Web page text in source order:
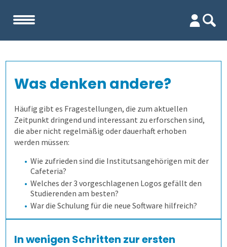
Unternehmen
Team
Firma
Kennenlernen
Referenzen
Schulungen und Webinare
Evaluation
Wofür ist es gut?
Lehrevaluation
Kursevaluation
Modulevaluation
Wer erfährt was, und wie?
Auswertungen direkt abrufen
Anonymität sicherstellen
Wie finden wir die Antworten?
Verschiedene Fragetypen
Wie spart es Zeit?
Prüfungen
Prüfungsprozess
1. Aufgaben verwalten
Aufgaben gemeinsam nutzen
2. Prüfung zusammenstellen
Befragungen
Befragung mit QuestorPro
Unternehmen
Was denken andere?
Häufig gibt es Fragestellungen, die zum aktuellen
Zeitpunkt dringend und interessant zu erforschen sind,
die aber nicht regelmäßig oder dauerhaft erhoben
werden müssen:
Wie zufrieden sind die Institutsangehörigen mit der
Cafeteria?
Welches der 3 vorgeschlagenen Logos gefällt den
Studierenden am besten?
War die Schulung für die neue Software hilfreich?
In wenigen Schritten zur ersten